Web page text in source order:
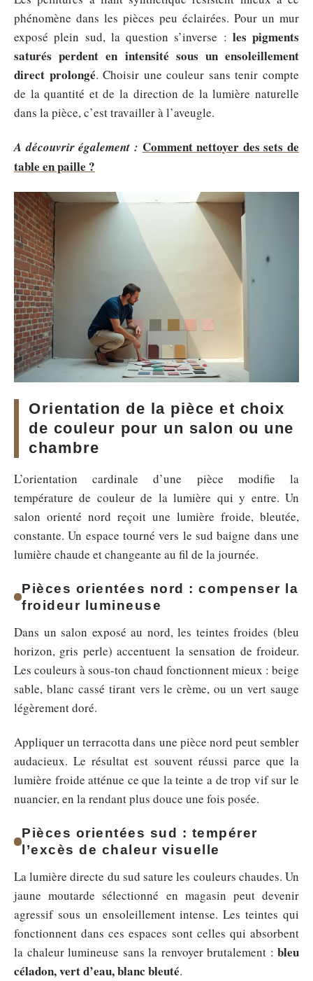
phénomène dans les pièces peu éclairées. Pour un mur
exposé plein sud, la question s’inverse : les pigments
saturés perdent en intensité sous un ensoleillement
direct prolongé. Choisir une couleur sans tenir compte
de la quantité et de la direction de la lumière naturelle
dans la pièce, c’est travailler à l’aveugle.
A découvrir également : Comment nettoyer des sets de
table en paille ?
Orientation de la pièce et choix
de couleur pour un salon ou une
chambre
L’orientation cardinale d’une pièce modifie la
température de couleur de la lumière qui y entre. Un
salon orienté nord reçoit une lumière froide, bleutée,
constante. Un espace tourné vers le sud baigne dans une
lumière chaude et changeante au fil de la journée.
Pièces orientées nord : compenser la
froideur lumineuse
Dans un salon exposé au nord, les teintes froides (bleu
horizon, gris perle) accentuent la sensation de froideur.
Les couleurs à sous-ton chaud fonctionnent mieux : beige
sable, blanc cassé tirant vers le crème, ou un vert sauge
légèrement doré.
Appliquer un terracotta dans une pièce nord peut sembler
audacieux. Le résultat est souvent réussi parce que la
lumière froide atténue ce que la teinte a de trop vif sur le
nuancier, en la rendant plus douce une fois posée.
Pièces orientées sud : tempérer
l’excès de chaleur visuelle
La lumière directe du sud sature les couleurs chaudes. Un
jaune moutarde sélectionné en magasin peut devenir
agressif sous un ensoleillement intense. Les teintes qui
fonctionnent dans ces espaces sont celles qui absorbent
la chaleur lumineuse sans la renvoyer brutalement : bleu
céladon, vert d’eau, blanc bleuté.